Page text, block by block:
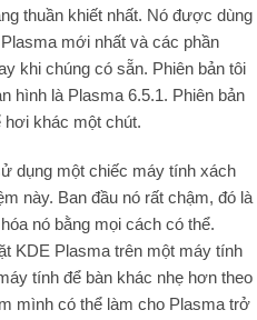
thuần khiết nhất. Nó được dùng
mới nhất và các phần
khi chúng có sẵn. Phiên bản tôi
hình là Plasma 6.5.1. Phiên bản
hơi khác một chút.
dụng một chiếc máy tính xách
này. Ban đầu nó rất chậm, đó là
nó bằng mọi cách có thể.
KDE Plasma trên một máy tính
tính để bàn khác nhẹ hơn theo
mình có thể làm cho Plasma trở